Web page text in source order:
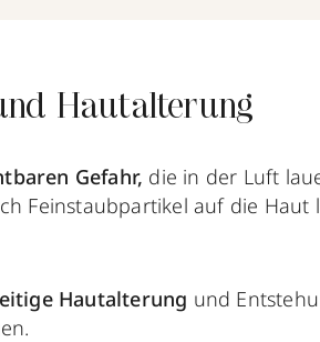
Hautalterung
Gefahr, die in der Luft
Feinstaubpartikel auf die Haut
Hautalterung und